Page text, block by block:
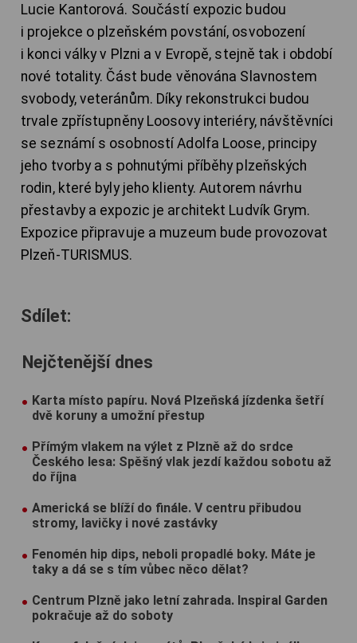
Lucie Kantorová. Součástí expozic budou
i projekce o plzeňském povstání, osvobození
i konci války v Plzni a v Evropě, stejně tak i období
nové totality. Část bude věnována Slavnostem
svobody, veteránům. Díky rekonstrukci budou
trvale zpřístupněny Loosovy interiéry, návštěvníci
se seznámí s osobností Adolfa Loose, principy
jeho tvorby a s pohnutými příběhy plzeňských
rodin, které byly jeho klienty. Autorem návrhu
přestavby a expozic je architekt Ludvík Grym.
Expozice připravuje a muzeum bude provozovat
Plzeň-TURISMUS.
Sdílet:
Nejčtenější dnes
Karta místo papíru. Nová Plzeňská jízdenka šetří
dvě koruny a umožní přestup
Přímým vlakem na výlet z Plzně až do srdce
Českého lesa: Spěšný vlak jezdí každou sobotu až
do října
Americká se blíží do finále. V centru přibudou
stromy, lavičky i nové zastávky
Fenomén hip dips, neboli propadlé boky. Máte je
taky a dá se s tím vůbec něco dělat?
Centrum Plzně jako letní zahrada. Inspiral Garden
pokračuje až do soboty